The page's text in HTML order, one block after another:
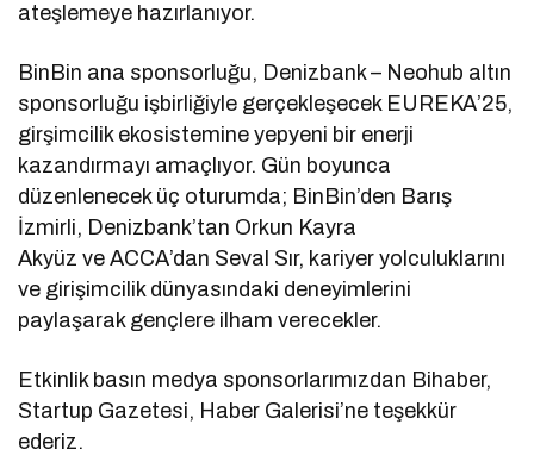
ateşlemeye hazırlanıyor.
BinBin ana sponsorluğu, Denizbank – Neohub altın
sponsorluğu işbirliğiyle gerçekleşecek EUREKA’25,
girşimcilik ekosistemine yepyeni bir enerji
kazandırmayı amaçlıyor. Gün boyunca
düzenlenecek üç oturumda; BinBin’den Barış
İzmirli, Denizbank’tan Orkun Kayra
Akyüz ve ACCA’dan Seval Sır, kariyer yolculuklarını
ve girişimcilik dünyasındaki deneyimlerini
paylaşarak gençlere ilham verecekler.
Etkinlik basın medya sponsorlarımızdan Bihaber,
Startup Gazetesi, Haber Galerisi’ne teşekkür
ederiz.